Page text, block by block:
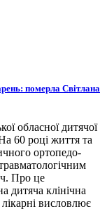
померла Світлана
обласної дитячої
60 році життя та
ортопедо-
Про це
дитяча клінічна
висловлює